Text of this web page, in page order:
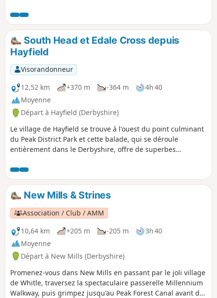
South Head et Edale Cross depuis
Hayfield
Visorandonneur
12,52 km
+370 m -364 m
4h 40
Moyenne
Départ à Hayfield (Derbyshire)
Le village de Hayfield se trouve à l'ouest du point culminant
du Peak District Park et cette balade, qui se déroule
entièrement dans le Derbyshire, offre de superbes
belles vues et, une fois arrivé à Edale Cross, tu te trouves
dans les hautes landes. Le retour à Hayfield est également
très intéressant.
New Mills & Strines
Association / Club / AMM
10,64 km
+205 m -205 m
3h 40
Moyenne
Départ à New Mills (Derbyshire)
Promenez-vous dans New Mills en passant par le joli village
de Whitle, traversez la spectaculaire passerelle Millennium
Walkway, puis grimpez jusqu'au Peak Forest Canal avant de